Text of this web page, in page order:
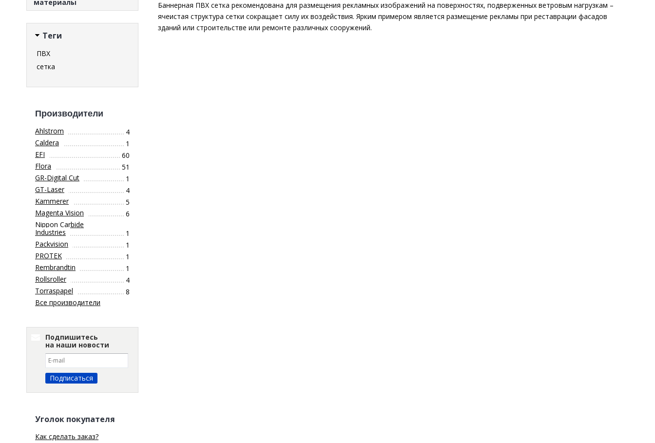
материалы
Теги
ПВХ
сетка
Производители
Ahlstrom
4
Caldera
1
EFI
60
Flora
51
GR-Digital Cut
1
GT-Laser
4
Kammerer
5
Magenta Vision
6
Nippon Carbide
Industries
1
Packvision
1
PROTEK
1
Rembrandtin
1
Rollsroller
4
Torraspapel
8
Все производители
Подпишитесь
на наши новости
Уголок покупателя
Как сделать заказ?
Баннерная ПВХ сетка рекомендована для размещения рекламных изображений на поверхностях, подверженных ветровым нагрузкам –
ячеистая структура сетки сокращает силу их воздействия. Ярким примером является размещение рекламы при реставрации фасадов
зданий или строительстве или ремонте различных сооружений.